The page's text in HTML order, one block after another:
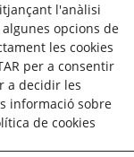
l'anàlisi
opcions de
les cookies
per a consentir
a decidir les
informació sobre
de cookies